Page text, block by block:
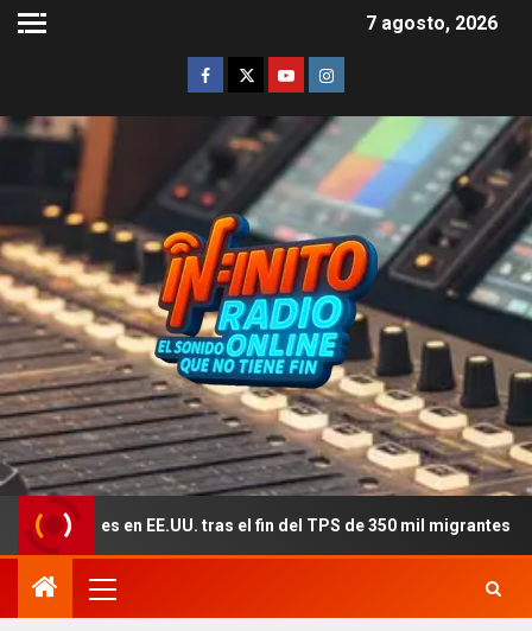
7 agosto, 2026
EE.UU. tras el fin del TPS de 350 mil migrantes El